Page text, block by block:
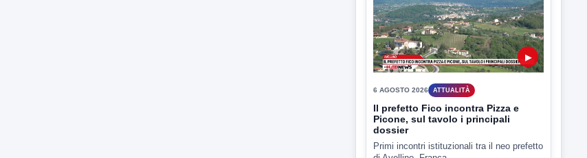
Il prefetto Fico incontra Pizza e
Picone, sul tavolo i principali
dossier
Primi incontri istituzionali tra il neo prefetto
di Avellino, Franca...